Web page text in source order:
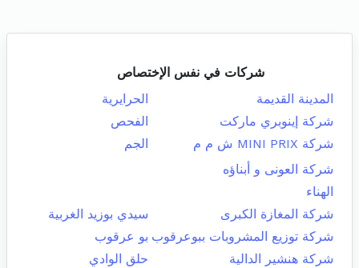
شركات في نفس الإختصاص
المدينة القديمة
الحرايرية
شركة إينوبري ماركت
الفحص
شركة MINI PRIX ش م م
الجم
شركة العونى و أبناؤه
الهناء
شركة المغازة الكبرى
سيدي بوزيد الغربية
شركة توزيع المشروبات ببوعرقوب بو عرقوب
شركة هنشير الدالية
حلق الوادي